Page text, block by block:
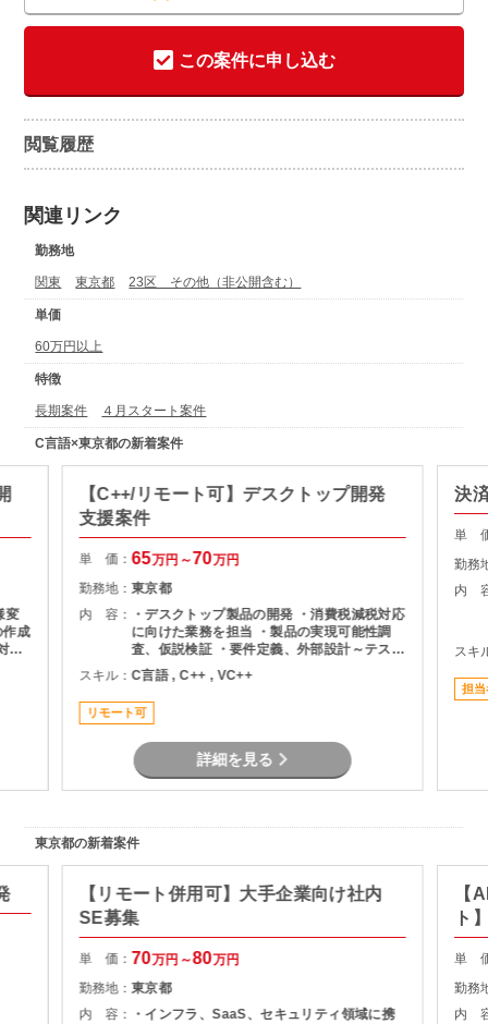
この案件に申し込む
閲覧履歴
関連リンク
勤務地
関東 東京都 23区 その他（非公開含む）
単価
60万円以上
特徴
長期案件 ４月スタート案件
C言語×東京都の新着案件
変
作成
応
【C++/リモート可】デスクトップ開発
支援案件
単 価：65万円～70万円
勤務地：東京都
内 容：
・デスクトップ製品の開発 ・消費税減税対応
に向けた業務を担当 ・製品の実現可能性調
査、仮説検証 ・要件定義、外部設計～テスト
までの一連の開発工程
スキル：C言語 , C++ , VC++
リモート可
詳細を見る
決
単
勤務
内
スキ
担当
東京都の新着案件
【リモート併用可】大手企業向け社内
SE募集
単 価： 70万円～80万円
勤務地：東京都
内 容：
・インフラ、SaaS、セキュリティ領域に携
【
ト
単
勤務
内